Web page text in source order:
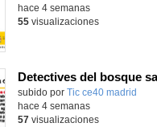
hace 4 semanas
55visualizaciones
Detectives del bosque
subido por Tic ce40 madrid
hace 4 semanas
57visualizaciones